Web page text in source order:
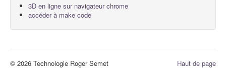
3D en ligne sur navigateur chrome
accéder à make code
Haut de page
© 2026 Technologie Roger Semet